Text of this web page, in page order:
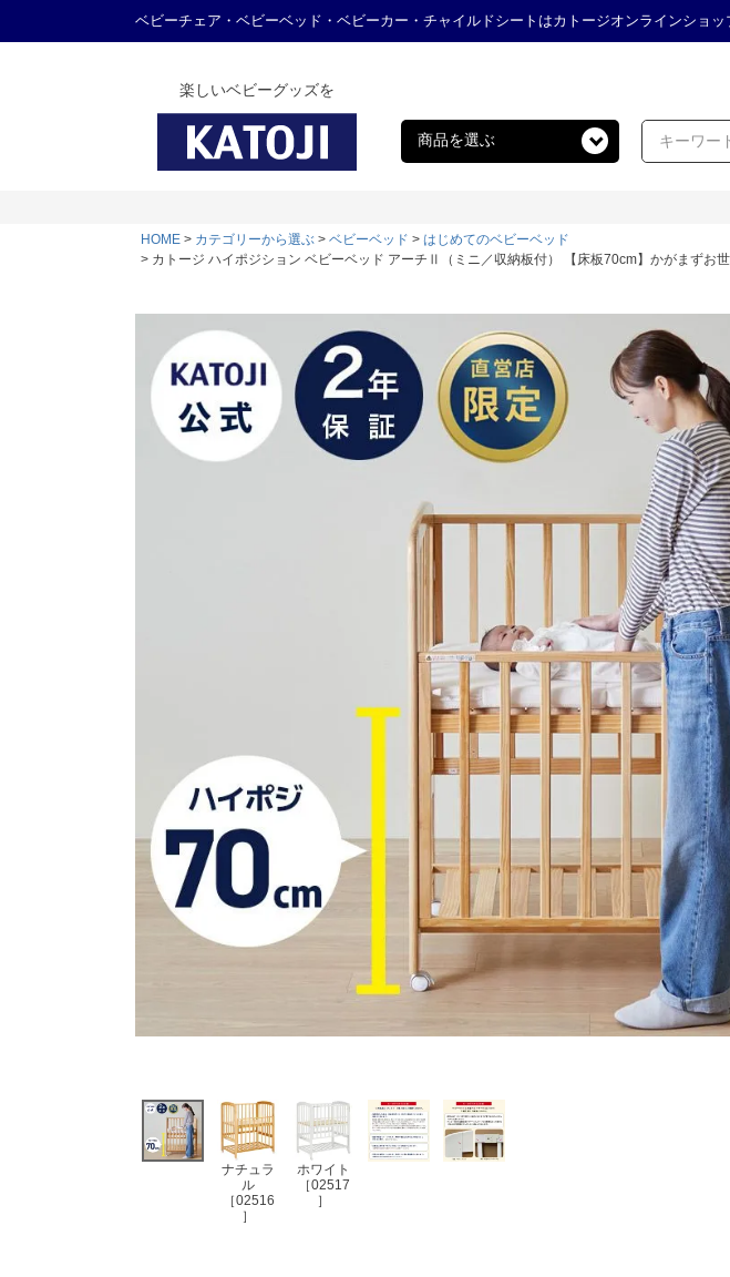
ベビーチェア・ベビーベッド・ベビーカー・チャイルドシートはカトージオンラインショッ
楽しいベビーグッズを
商品を選ぶ
HOME カテゴリーから選ぶ ベビーベッド
はじめてのベビーベッド
カトージ ハイポジション ベビーベッド アーチⅡ（ミニ／収納板付） 【床板70cm】かがまずお
ナチュラ
ル
［02516
］
ホワイト
［02517
］